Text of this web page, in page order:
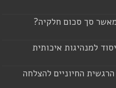
סך סכום חלקיה?
למנהיגות איכותית
החיוניים להצלחה